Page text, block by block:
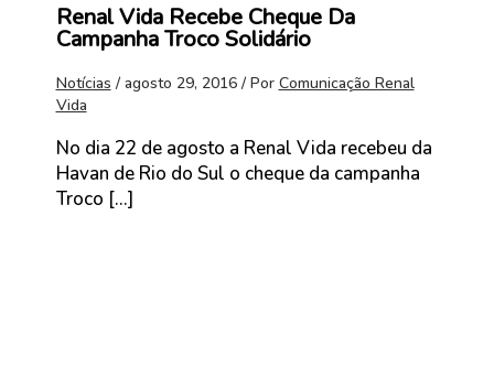
Renal Vida Recebe Cheque Da
Campanha Troco Solidário
Notícias / agosto 29, 2016 / Por Comunicação Renal
Vida
No dia 22 de agosto a Renal Vida recebeu da
Havan de Rio do Sul o cheque da campanha
Troco […]